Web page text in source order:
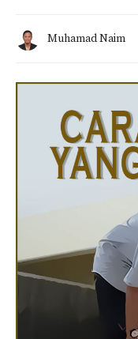
Muhamad Naim